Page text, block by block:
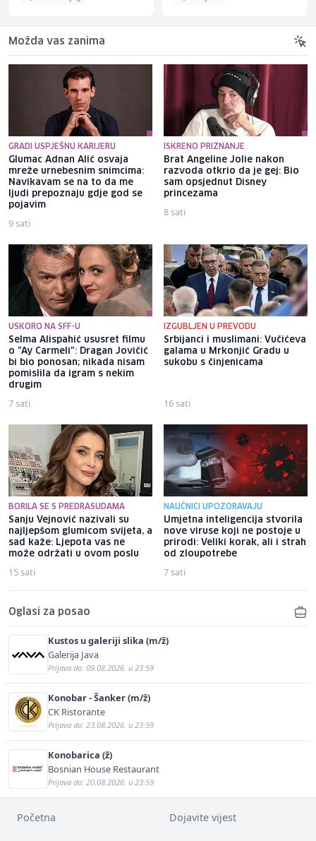
Možda vas zanima
GRADI USPJEŠNU KARIJERU
Glumac Adnan Alić osvaja
mreže urnebesnim snimcima:
Navikavam se na to da me
ljudi prepoznaju gdje god se
pojavim
9 sati
ISKRENO PRIZNANJE
Brat Angeline Jolie nakon
razvoda otkrio da je gej: Bio
sam opsjednut Disney
princezama
8 sati
USKORO NA SFF-U
Selma Alispahić ususret filmu
o "Ay Carmeli": Dragan Jovičić
bi bio ponosan; nikada nisam
pomislila da igram s nekim
drugim
7 sati
IZGUBLJEN U PREVODU
Srbijanci i muslimani: Vučićeva
galama u Mrkonjić Gradu u
sukobu s činjenicama
16 sati
BORILA SE S PREDRASUDAMA
Sanju Vejnović nazivali su
najljepšom glumicom svijeta, a
sad kaže: Ljepota vas ne
može održati u ovom poslu
15 sati
NAUČNICI UPOZORAVAJU
Umjetna inteligencija stvorila
nove viruse koji ne postoje u
prirodi: Veliki korak, ali i strah
od zloupotrebe
7 sati
Oglasi za posao
Kustos u galeriji slika (m/ž)
Galerija Java
Prijava do: 09.08.2026. u 23:59
Konobar - Šanker (m/ž)
CK Ristorante
Prijava do: 23.08.2026. u 23:59
Konobarica (ž)
Bosnian House Restaurant
Prijava do: 20.08.2026. u 23:59
Početna Dojavite vijest